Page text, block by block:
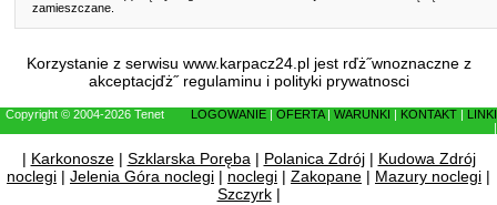
zamieszczane.
Korzystanie z serwisu www.karpacz24.pl jest rďż˝wnoznaczne z
akceptacjďż˝ regulaminu i polityki prywatnosci
Copyright © 2004-2026 Tenet LOGOWANIE OFERTA| WARUNKI KONTAKT
LINKI
| Karkonosze| Szklarska Poręba| Polanica Zdrój| Kudowa Zdrój
noclegi | Jelenia Góra noclegi | noclegi | Zakopane | Mazury noclegi |
Szczyrk|